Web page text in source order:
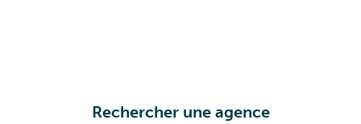
Rechercher une agence